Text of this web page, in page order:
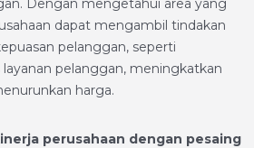
Dengan mengetahui area yang
dapat mengambil tindakan
pelanggan, seperti
pelanggan, meningkatkan
harga.
perusahaan dengan pesaing